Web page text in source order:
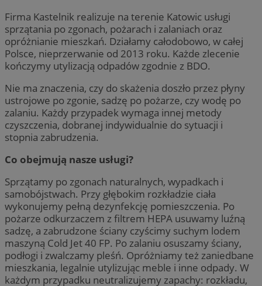
Firma Kastelnik realizuje na terenie Katowic usługi
sprzątania po zgonach, pożarach i zalaniach oraz
opróżnianie mieszkań. Działamy całodobowo, w całej
Polsce, nieprzerwanie od 2013 roku. Każde zlecenie
kończymy utylizacją odpadów zgodnie z BDO.
Nie ma znaczenia, czy do skażenia doszło przez płyny
ustrojowe po zgonie, sadzę po pożarze, czy wodę po
zalaniu. Każdy przypadek wymaga innej metody
czyszczenia, dobranej indywidualnie do sytuacji i
stopnia zabrudzenia.
Co obejmują nasze usługi?
Sprzątamy po zgonach naturalnych, wypadkach i
samobójstwach. Przy głębokim rozkładzie ciała
wykonujemy pełną dezynfekcję pomieszczenia. Po
pożarze odkurzaczem z filtrem HEPA usuwamy luźną
sadzę, a zabrudzone ściany czyścimy suchym lodem
maszyną Cold Jet 40 FP. Po zalaniu osuszamy ściany,
podłogi i zwalczamy pleśń. Opróżniamy też zaniedbane
mieszkania, legalnie utylizując meble i inne odpady. W
każdym przypadku neutralizujemy zapachy: rozkładu,